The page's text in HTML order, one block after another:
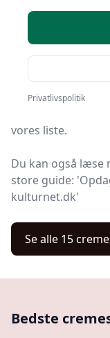
Velkommen til
cremesæber på
produkter, så du
Så uanset om
specifik model i
vores liste.
Du kan også læse
store guide:
kulturnet.dk'
Se alle 15
Bedste
Privatlivspolitik